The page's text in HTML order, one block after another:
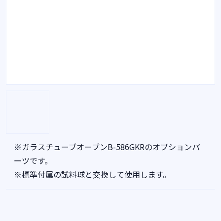
※ガラスチューブオーブンB-586GKRのオプションパ
ーツです。
※標準付属の試料球と交換して使用します。